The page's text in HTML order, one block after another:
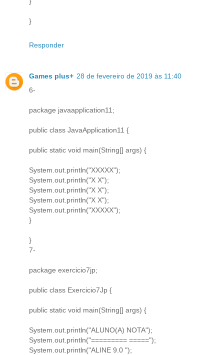
}
Responder
Games plus+ 28 de fevereiro de 2019 às 11:40
6-
package javaapplication11;
public class JavaApplication11 {
public static void main(String[] args) {
System.out.println("XXXXX");
System.out.println("X X");
System.out.println("X X");
System.out.println("X X");
System.out.println("XXXXX");
}
}
7-
package exercicio7jp;
public class Exercicio7Jp {
public static void main(String[] args) {
System.out.println("ALUNO(A) NOTA");
System.out.println("========= =====");
System.out.println("ALINE 9.0 ");